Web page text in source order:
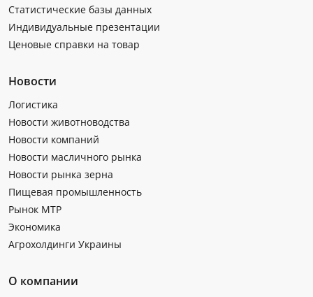
Статистические базы данных
Индивидуальные презентации
Ценовые справки на товар
Новости
Логистика
Новости животноводства
Новости компаний
Новости масличного рынка
Новости рынка зерна
Пищевая промышленность
Рынок МТР
Экономика
Агрохолдинги Украины
О компании